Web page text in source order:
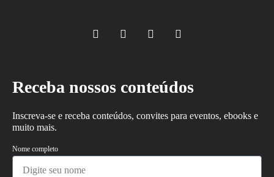
Receba nossos conteúdos
Inscreva-se e receba conteúdos, convites para eventos, ebooks e
muito mais.
Nome completo